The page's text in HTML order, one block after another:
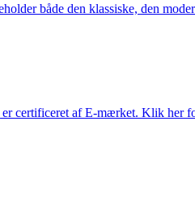
både den klassiske, den
certificeret af E-mærket. Klik her